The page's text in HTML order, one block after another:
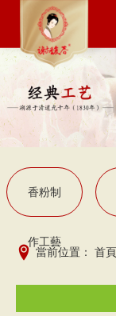
香粉制
作工藝
當前位置：
首頁